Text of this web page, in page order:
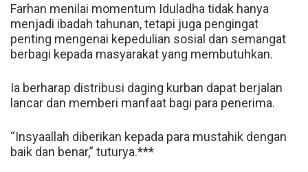
Farhan menilai momentum Iduladha tidak hanya
menjadi ibadah tahunan, tetapi juga pengingat
penting mengenai kepedulian sosial dan semangat
berbagi kepada masyarakat yang membutuhkan.
Ia berharap distribusi daging kurban dapat berjalan
lancar dan memberi manfaat bagi para penerima.
“Insyaallah diberikan kepada para mustahik dengan
baik dan benar,” tuturya.***